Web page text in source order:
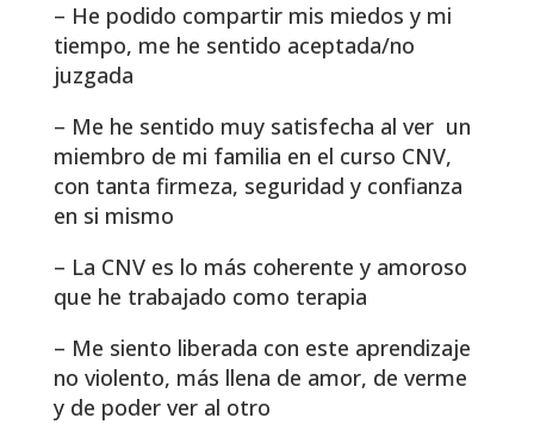
– He podido compartir mis miedos y mi
tiempo, me he sentido aceptada/no
juzgada
– Me he sentido muy satisfecha al ver un
miembro de mi familia en el curso CNV,
con tanta firmeza, seguridad y confianza
en si mismo
– La CNV es lo más coherente y amoroso
que he trabajado como terapia
– Me siento liberada con este aprendizaje
no violento, más llena de amor, de verme
y de poder ver al otro